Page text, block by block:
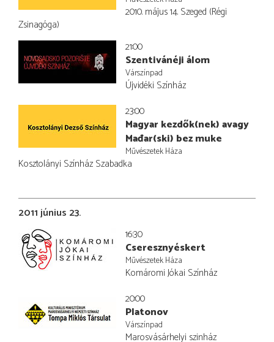
2010. május 14. Szeged (Régi
Zsinagóga)
21:00
Szentivánéji álom
Várszínpad
Újvidéki Színház
23:00
Magyar kezdők(nek) avagy
Mađar(ski) bez muke
Művészetek Háza
Kosztolányi Színház Szabadka
2011 június 23.
16:30
Cseresznyéskert
Művészetek Háza
Komáromi Jókai Színház
20:00
Platonov
Várszínpad
Marosvásárhelyi szinház